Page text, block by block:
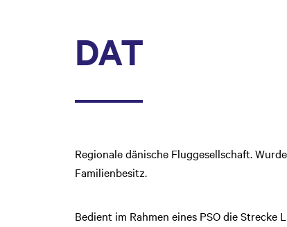
DAT
Regionale dänische Fluggesellschaft.
Familienbesitz.
Bedient im Rahmen eines PSO die Strecke